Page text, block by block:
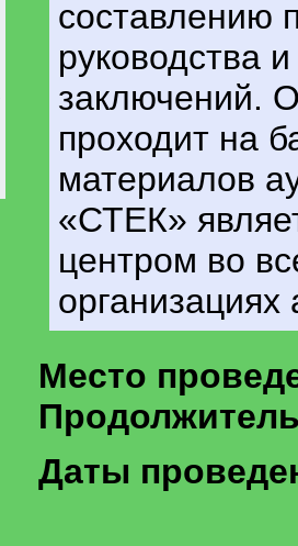
составлению
руководства
заключений.
проходит на
материалов
«СТЕК»
центром во
организациях
Место
Даты